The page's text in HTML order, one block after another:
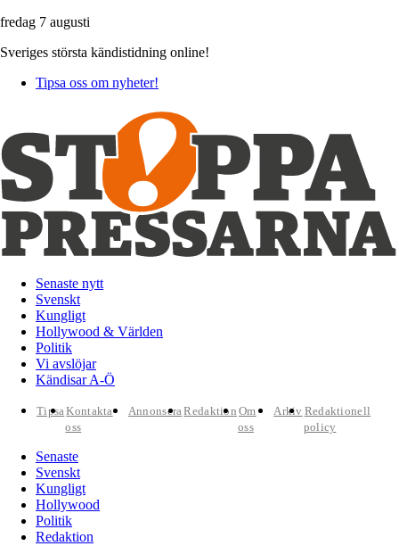
fredag 7 augusti
Sveriges största kändistidning online!
Tipsa oss om nyheter!
Senaste nytt
Svenskt
Kungligt
Hollywood & Världen
Politik
Vi avslöjar
Kändisar A-Ö
TipsaKontakta
oss
AnnonseraRedaktion Om
oss
Arkiv Redaktionell
policy
Senaste
Svenskt
Kungligt
Hollywood
Politik
Redaktion